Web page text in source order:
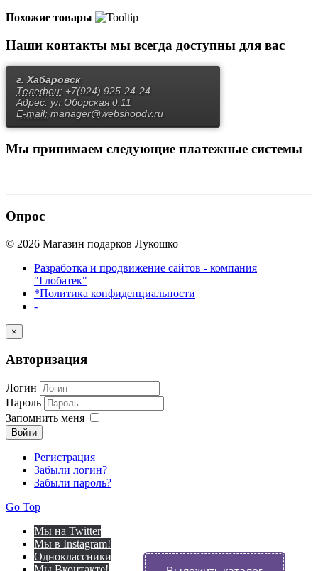
Похожие товары
Наши контакты мы всегда доступны для вас
г. Хабаровск
Телефон: +7(924) 925-24-24
Адрес: ул.Оборская д.11
E-mail: manager@webshopdv.ru
Мы принимаем следующие платежные системы
Опрос
© 2026 Магазин подарков Лукошко
Разработка и продвижение сайтов - компания
"Глобатек"
*Политика конфиденциальности
-
×
Авторизация
Логин
Пароль
Запомнить меня
Войти
Регистрация
Забыли логин?
Забыли пароль?
Go Top
Мы на Twitter
Мы в Instagram!
Одноклассники